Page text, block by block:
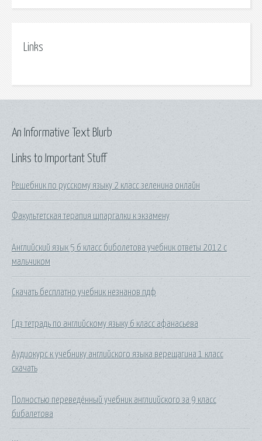
Links
Links to Important Stuff
Решебник по русскому языку 2 класс зеленина онлайн
Факультетская терапия шпаргалки к экзамену
Английский язык 5 6 класс биболетова учебник ответы 2012 с
мальчиком
Скачать бесплатно учебник незнанов пдф
Гдз тетрадь по английскому языку 6 класс афанасьева
Аудиокурс к учебнику английского языка верещагина 1 класс
скачать
Полностью переведённый учебник англиийского за 9 класс
бибалетова
An Informative Text Blurb